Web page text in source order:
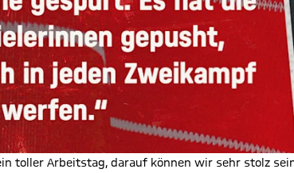
toller Arbeitstag, darauf können wir sehr stolz